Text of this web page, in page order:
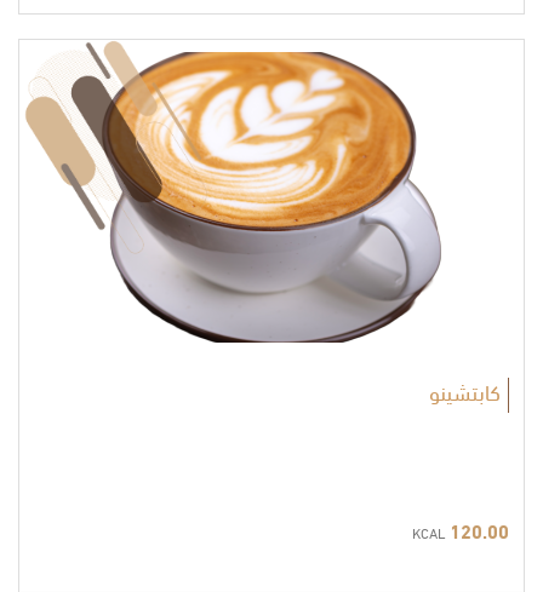
كابتشينو
120.00
KCAL